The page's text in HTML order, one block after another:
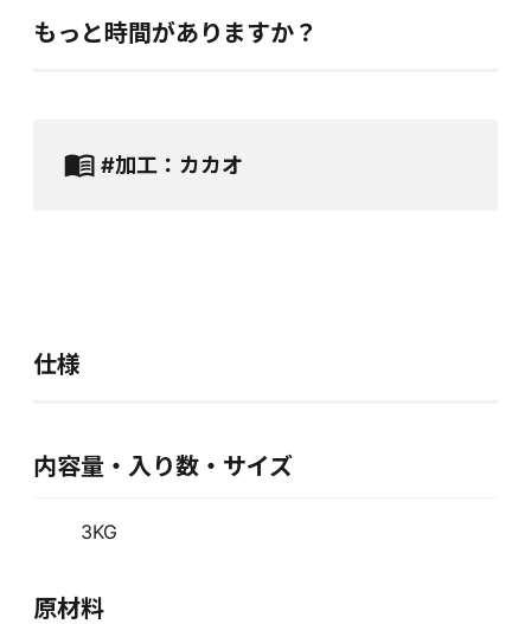
もっと時間がありますか？
#加工：カカオ
仕様
内容量・入り数・サイズ
3KG
原材料